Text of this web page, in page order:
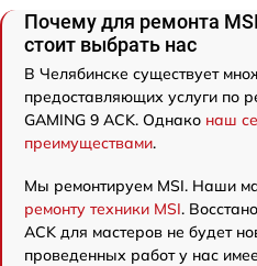
Почему для ремонта
стоит выбрать нас
В Челябинске существует
предоставляющих услуги по
GAMING 9 ACK. Однако наш
преимуществами.
Мы ремонтируем MSI. Наши
ремонту техники MSI.
ACK для мастеров не будет
проведенных работ у нас